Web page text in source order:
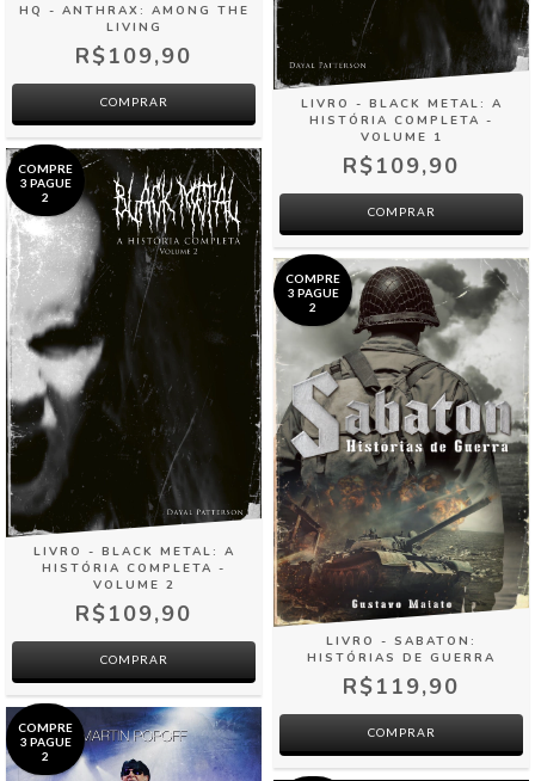
HQ - ANTHRAX: AMONG THE
LIVING
R$109,90
COMPRAR
LIVRO - BLACK METAL: A
HISTÓRIA COMPLETA -
VOLUME 1
R$109,90
COMPRAR
COMPRE
3 PAGUE
2
LIVRO - BLACK METAL: A
HISTÓRIA COMPLETA -
VOLUME 2
R$109,90
COMPRAR
COMPRE
3 PAGUE
2
LIVRO - SABATON:
HISTÓRIAS DE GUERRA
R$119,90
COMPRAR
COMPRE
3 PAGUE
2